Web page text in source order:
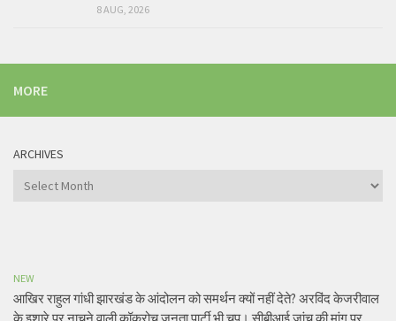
8 AUG, 2026
MORE
ARCHIVES
Archives
NEW
आखिर राहुल गांधी झारखंड के आंदोलन को समर्थन क्यों नहीं देते? अरविंद केजरीवाल